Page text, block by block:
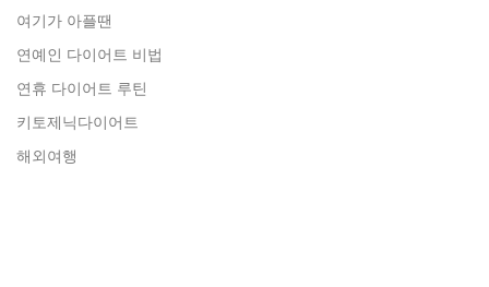
여기가 아플땐
연예인 다이어트 비법
연휴 다이어트 루틴
키토제닉다이어트
해외여행